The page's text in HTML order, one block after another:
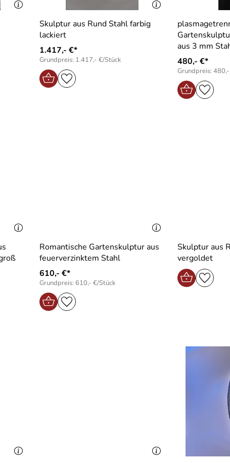
Skulptur aus Rund Stahl farbig
lackiert
1.417,- €*
Grundpreis: 1.417,- €/Stück
aus 3 mm
480,- €*
Grundpreis:
Romantische Gartenskulptur aus
feuerverzinktem Stahl
610,- €*
Grundpreis: 610,- €/Stück
Skulptur aus
vergoldet